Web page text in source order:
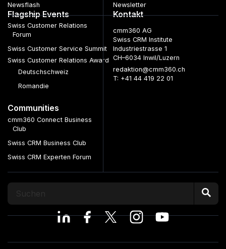
Newsflash
Newsletter
Flagship Events
Swiss Customer Relations
Forum
Swiss Customer Service Summit
Swiss Customer Relations Award
Deutschschweiz
Romandie
Communities
cmm360 Connect Business
Club
Swiss CRM Business Club
Swiss CRM Experten Forum
Kontakt
cmm360 AG
Swiss CRM Institute
Industriestrasse 1
CH–6034 Inwil/Luzern
redaktion@cmm360.ch
T: +41 44 419 22 01